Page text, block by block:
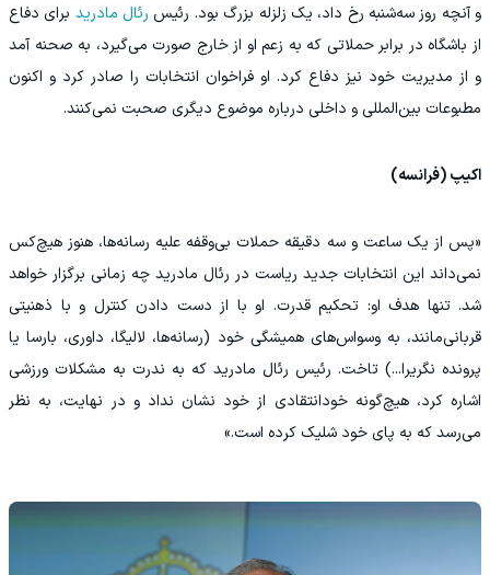
و آنچه روز سه‌شنبه رخ داد، یک زلزله بزرگ بود. رئیس رئال مادرید برای دفاع
از باشگاه در برابر حملاتی که به زعم او از خارج صورت می‌گیرد، به صحنه آمد
و از مدیریت خود نیز دفاع کرد. او فراخوان انتخابات را صادر کرد و اکنون
مطبوعات بین‌المللی و داخلی درباره موضوع دیگری صحبت نمی‌کنند.
اکیپ (فرانسه)
«پس از یک ساعت و سه دقیقه حملات بی‌وقفه علیه رسانه‌ها، هنوز هیچ‌کس
نمی‌داند این انتخابات جدید ریاست در رئال مادرید چه زمانی برگزار خواهد
شد. تنها هدف او: تحکیم قدرت. او با از دست دادن کنترل و با ذهنیتی
قربانی‌مانند، به وسواس‌های همیشگی خود (رسانه‌ها، لالیگا، داوری، بارسا یا
پرونده نگریرا...) تاخت. رئیس رئال مادرید که به ندرت به مشکلات ورزشی
اشاره کرد، هیچ‌گونه خودانتقادی از خود نشان نداد و در نهایت، به نظر
می‌رسد که به پای خود شلیک کرده است.»